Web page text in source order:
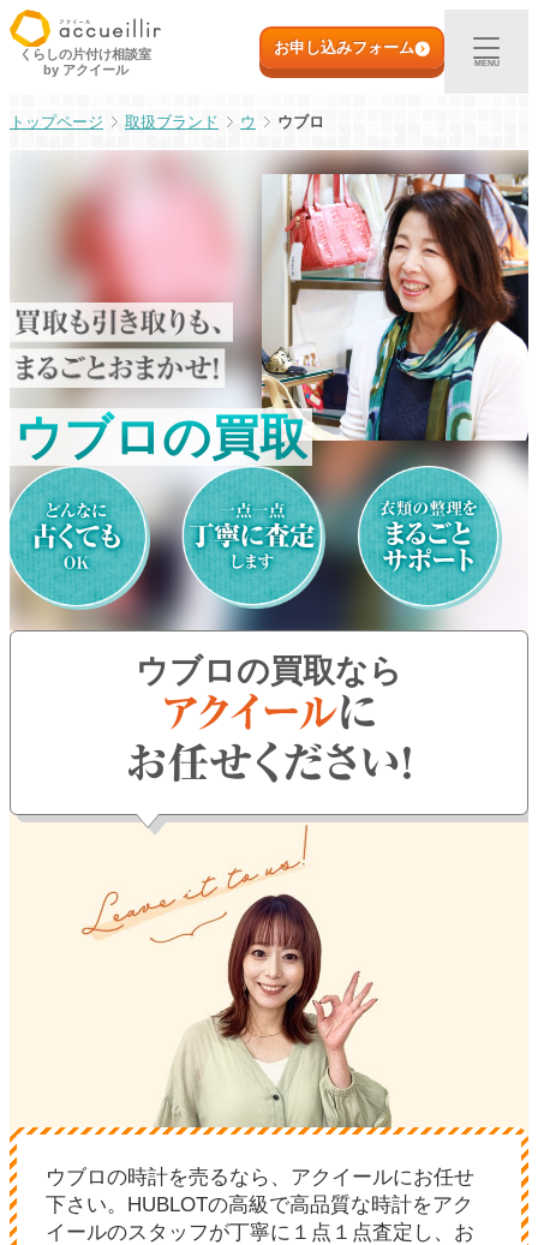
内
容
キ
初めての方へ
出張買取
宅配買取
店頭買取
取扱アイテム
店舗一覧
よくある質問
0120-29-5302
受付時間9:00〜18:00（年中無休※年末年始は除く）
お申し込みフォーム
くらしの片付け相談室
by アクイール
お申し込みフォーム
MENU
取扱ブランド ウ ウブロ
ウブロの買取
ウブロの買取なら
ウブロの時計を売るなら、アクイールにお任せ
下さい。HUBLOTの高級で高品質な時計をアク
イールのスタッフが丁寧に１点１点査定し、お